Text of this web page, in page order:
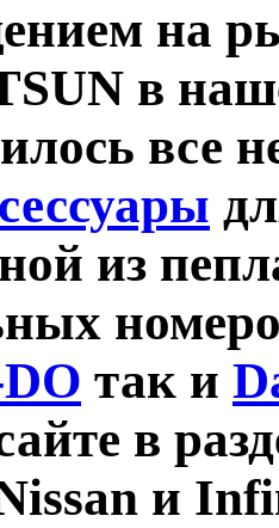
на
в
все
из
так и
в
и